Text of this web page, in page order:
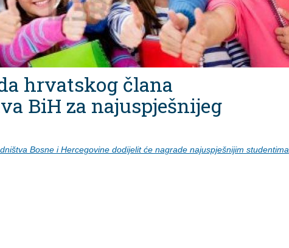
hrvatskog člana
BiH za najuspješnijeg
Bosne i Hercegovine dodijelit će nagrade najuspješnijim studentima